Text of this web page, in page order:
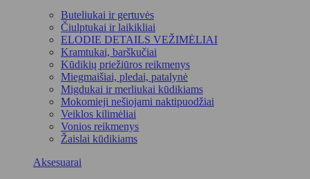
Buteliukai ir gertuvės
Čiulptukai ir laikikliai
ELODIE DETAILS VEŽIMĖLIAI
Kramtukai, barškučiai
Kūdikių priežiūros reikmenys
Miegmaišiai, pledai, patalynė
Migdukai ir merliukai kūdikiams
Mokomieji nešiojami naktipuodžiai
Veiklos kilimėliai
Vonios reikmenys
Žaislai kūdikiams
Aksesuarai